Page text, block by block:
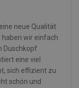
neue Qualität
haben wir einfach
Duschkopf
eine viel
sich effizient zu
schön und